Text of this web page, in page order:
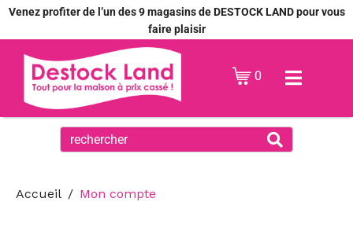
Venez profiter de l’un des 9 magasins de DESTOCK LAND pour vous
faire plaisir
0
Accueil Mon compte